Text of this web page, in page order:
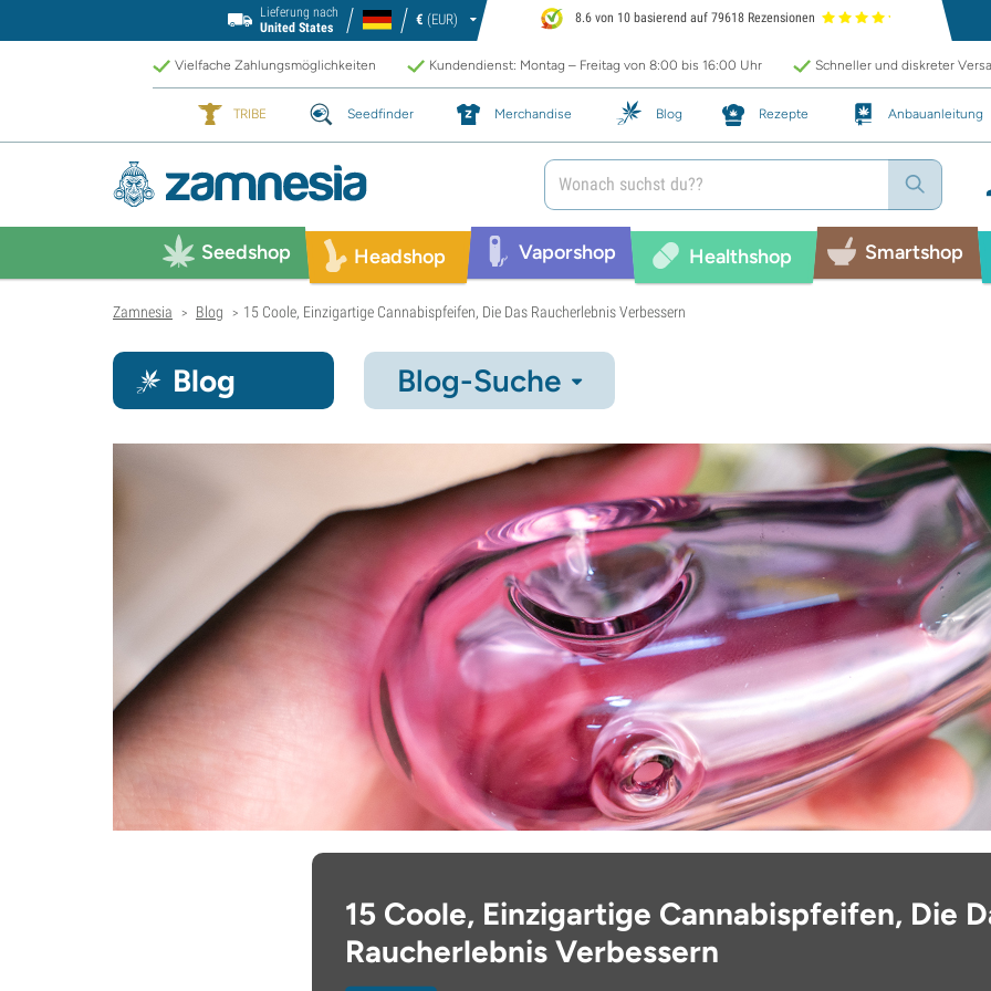
Lieferung nach
United States
€ (EUR) 8.6 von 10 basierend auf 79618 Rezensionen
Vielfache Zahlungsmöglichkeiten Kundendienst: Montag – Freitag von 8:00 bis 16:00 Uhr Schneller und diskreter
TRIBE Seedfinder Merchandise Blog Rezepte Anbauanleitung
Seedshop Headshop Vaporshop Healthshop Smartshop
Zamnesia > Blog > 15 Coole, Einzigartige Cannabispfeifen, Die Das Raucherlebnis Verbessern
Blog Blog-Suche
15 Coole, Einzigartige Cannabispfeifen, Die
Raucherlebnis Verbessern